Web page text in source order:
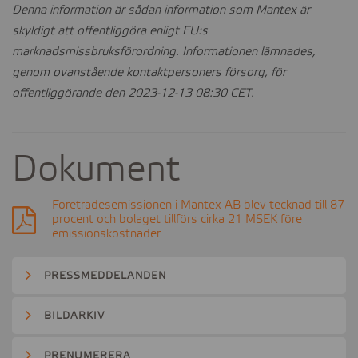
Denna information är sådan information som Mantex är
skyldigt att offentliggöra enligt EU:s
marknadsmissbruksförordning. Informationen lämnades,
genom ovanstående kontaktpersoners försorg, för
offentliggörande den 2023-12-13 08:30 CET.
Dokument
Företrädesemissionen i Mantex AB blev tecknad till 87
procent och bolaget tillförs cirka 21 MSEK före
emissionskostnader
PRESSMEDDELANDEN
BILDARKIV